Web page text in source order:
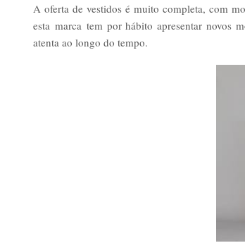
A oferta de vestidos é muito completa, com
esta marca tem por hábito apresentar novos
atenta ao longo do tempo.